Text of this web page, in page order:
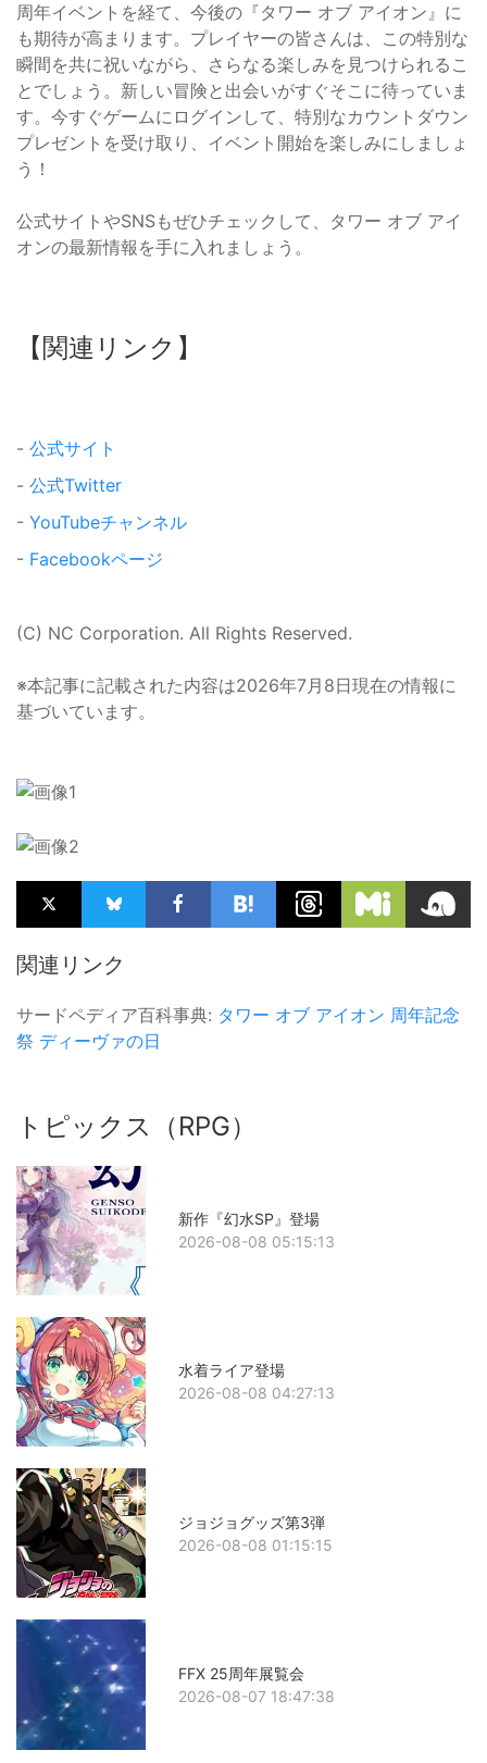
周年イベントを経て、今後の『タワー オブ アイオン』に
も期待が高まります。プレイヤーの皆さんは、この特別な
瞬間を共に祝いながら、さらなる楽しみを見つけられるこ
とでしょう。新しい冒険と出会いがすぐそこに待っていま
す。今すぐゲームにログインして、特別なカウントダウン
プレゼントを受け取り、イベント開始を楽しみにしましょ
う！
公式サイトやSNSもぜひチェックして、タワー オブ アイ
オンの最新情報を手に入れましょう。
【関連リンク】
- 公式サイト
- 公式Twitter
- YouTubeチャンネル
- Facebookページ
(C) NC Corporation. All Rights Reserved.
※本記事に記載された内容は2026年7月8日現在の情報に
基づいています。
関連リンク
サードペディア百科事典: タワー オブ アイオン 周年記念
祭 ディーヴァの日
トピックス（RPG）
新作『幻水SP』登場
2026-08-08 05:15:13
水着ライア登場
2026-08-08 04:27:13
ジョジョグッズ第3弾
2026-08-08 01:15:15
FFX 25周年展覧会
2026-08-07 18:47:38